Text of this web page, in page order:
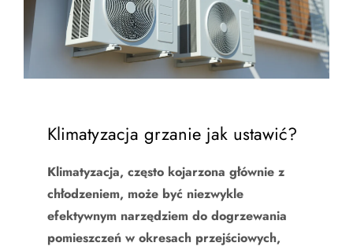
Klimatyzacja grzanie jak ustawić?
Klimatyzacja, często kojarzona głównie z
chłodzeniem, może być niezwykle
efektywnym narzędziem do dogrzewania
pomieszczeń w okresach przejściowych,